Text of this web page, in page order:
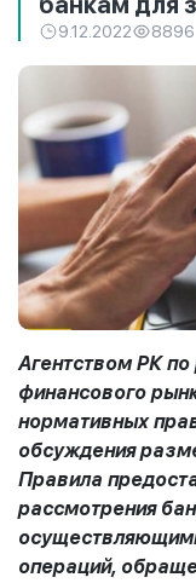
9.12.2022 8896
Агентством РК
финансового
нормативных
обсуждения
Правила
рассмотрения
операций,